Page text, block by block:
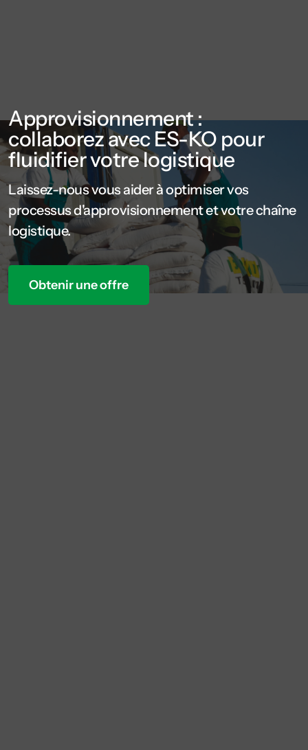
Approvisionnement :
collaborez avec ES-KO pour
fluidifier votre logistique
Laissez-nous vous aider à optimiser vos
processus d'approvisionnement et votre chaîne
logistique.
Obtenir une offre